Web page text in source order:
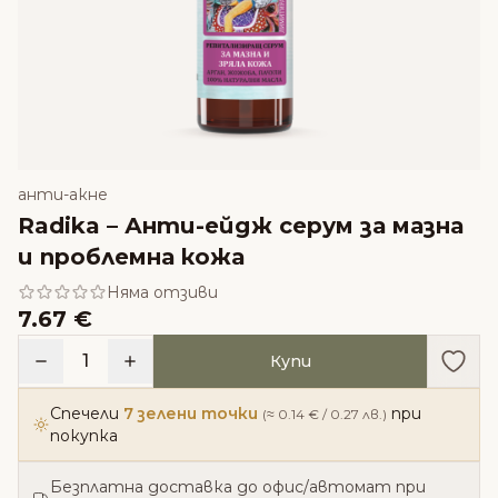
анти-акне
Radika – Анти-ейдж серум за мазна
и проблемна кожа
Няма отзиви
7.67 €
1 Купи
Спечели 7 зелени точки (≈ 0.14 € / 0.27 лв.) при
покупка
Безплатна доставка до офис/автомат при